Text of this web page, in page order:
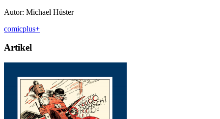
Autor: Michael Hüster
comicplus+
Artikel